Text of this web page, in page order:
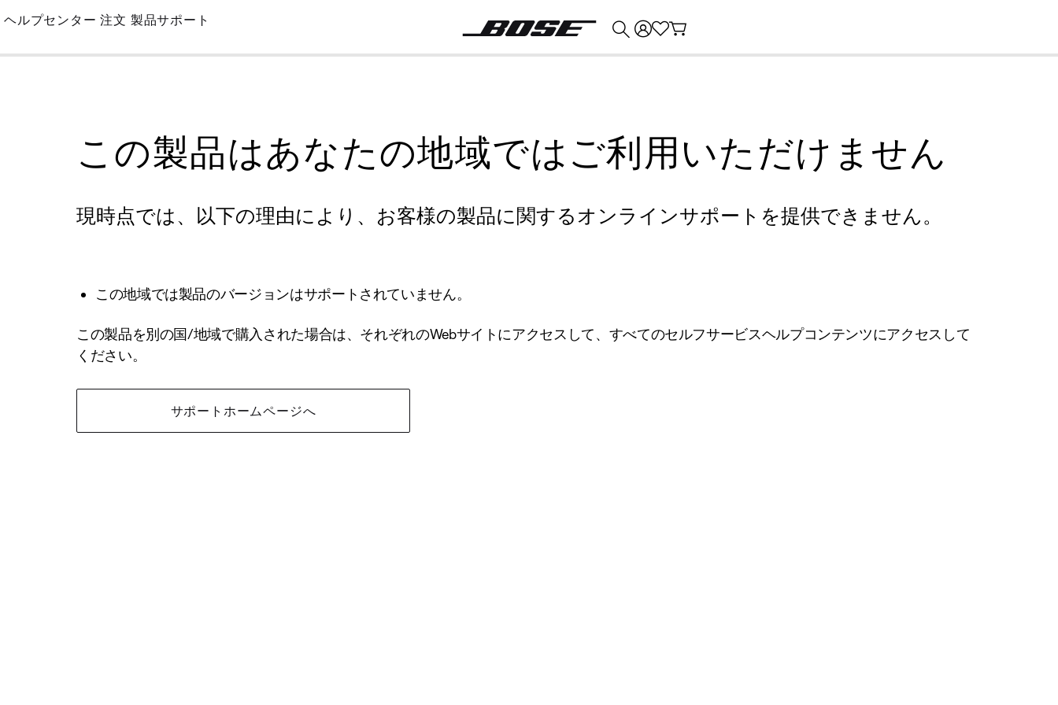
Skip
Main
ヘルプセンター 注文 製品サポート
この製品はあなたの地域ではご利用いただけません
現時点では、以下の理由により、お客様の製品に関するオンラインサポートを提供できません。
この地域では製品のバージョンはサポートされていません。
この製品を別の国/地域で購入された場合は、それぞれのWebサイトにアクセスして、すべてのセルフサービスヘルプコンテンツにアクセスして
ください。
サポートホームページへ